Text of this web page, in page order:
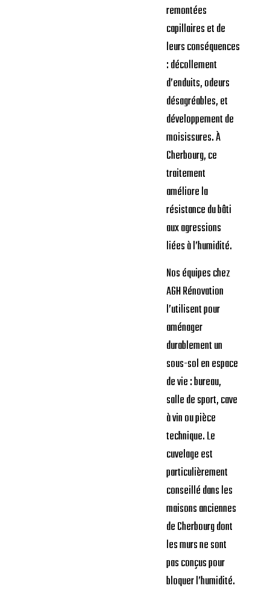
remontées
capillaires et de
leurs conséquences
: décollement
d’enduits, odeurs
désagréables, et
développement de
moisissures. À
Cherbourg, ce
traitement
améliore la
résistance du bâti
aux agressions
liées à l’humidité.
Nos équipes chez
AGH Rénovation
l’utilisent pour
aménager
durablement un
sous-sol en espace
de vie : bureau,
salle de sport, cave
à vin ou pièce
technique. Le
cuvelage est
particulièrement
conseillé dans les
maisons anciennes
de Cherbourg dont
les murs ne sont
pas conçus pour
bloquer l’humidité.